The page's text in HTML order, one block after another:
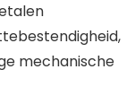
mechanische